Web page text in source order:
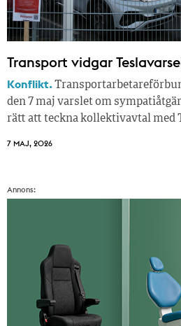
Transport vidgar
Konflikt.
den 7 maj varslet om
rätt att teckna kollektivavtal med
7 MAJ, 2026
Annons: